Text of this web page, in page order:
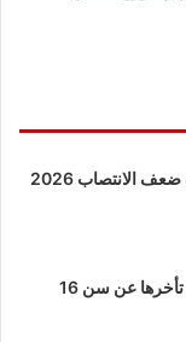
الانتصاب 2026